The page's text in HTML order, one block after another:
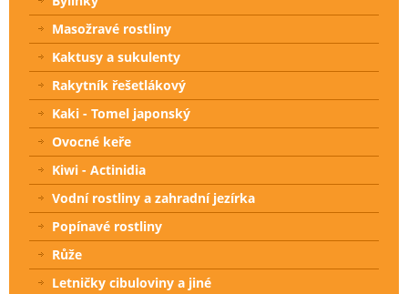
Masožravé rostliny
Kaktusy a sukulenty
Rakytník řešetlákový
Kaki - Tomel japonský
Ovocné keře
Kiwi - Actinidia
Vodní rostliny a zahradní jezírka
Popínavé rostliny
Růže
Letničky cibuloviny a jiné